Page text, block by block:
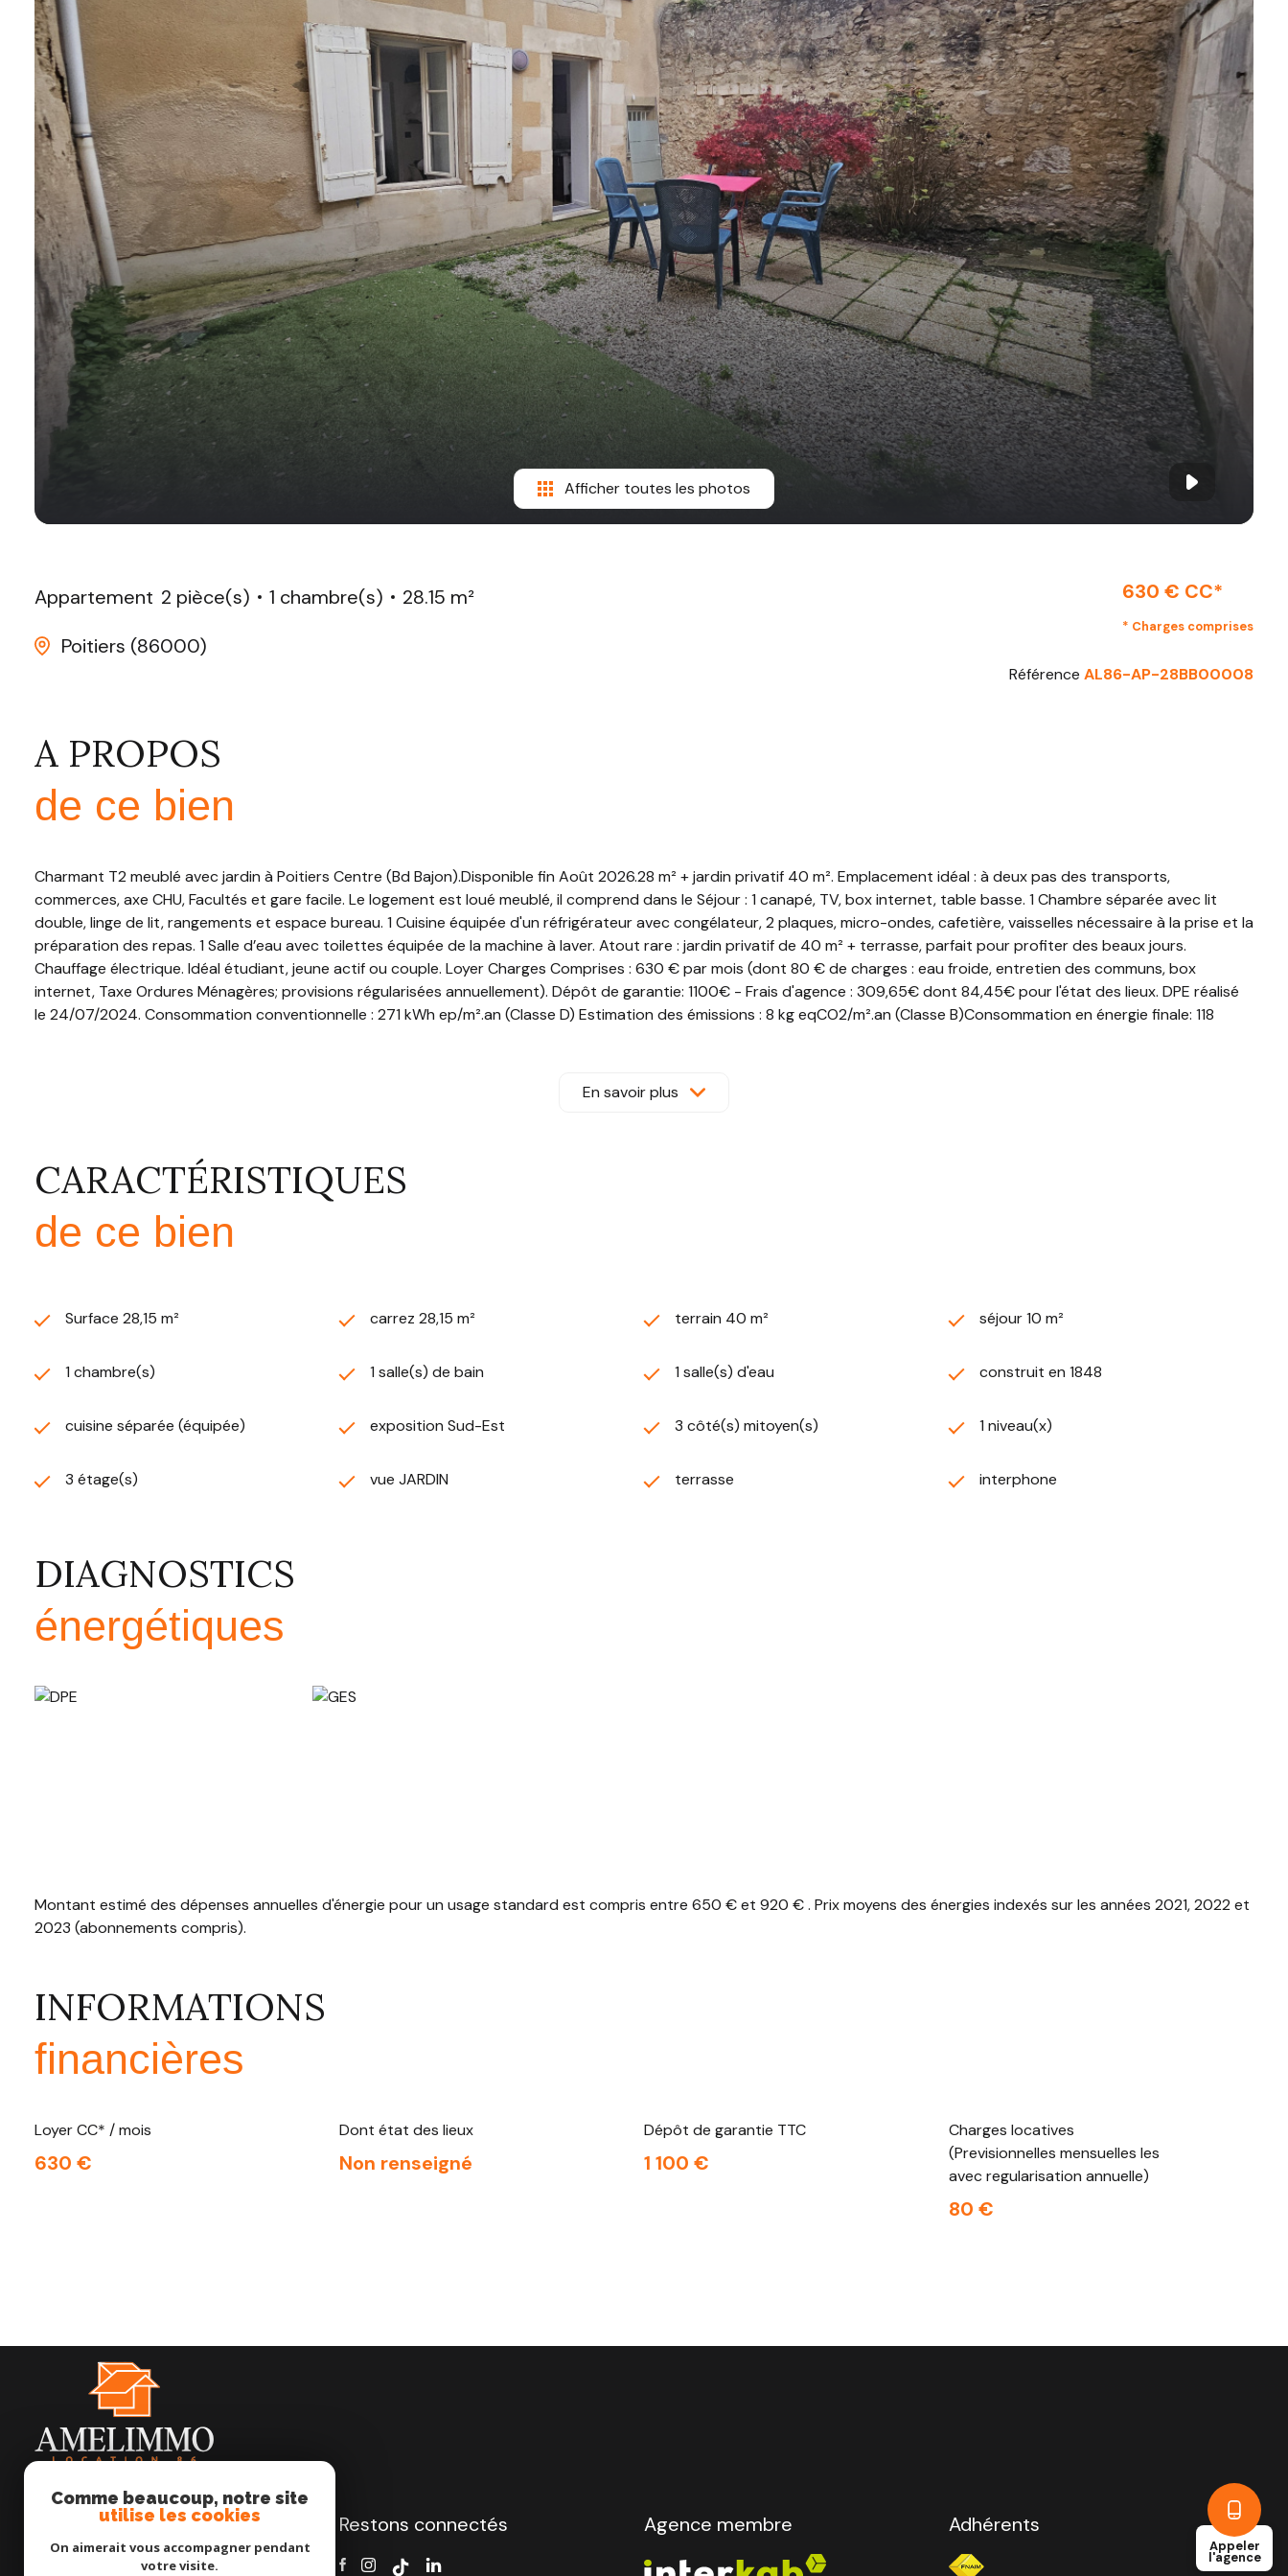
BIEN
CHASSEURS
D’APPARTS
NOTRE
AGENCE
Appeler
l'agence
Afficher toutes les photos
Appartement 2 pièce(s) 1 chambre(s)
28.15 m²
Poitiers (86000)
630 € CC*
* Charges comprises
Référence AL86-AP-28BB00008
A PROPOS
de ce bien
Charmant T2 meublé avec jardin à Poitiers Centre (Bd Bajon).Disponible fin Août 2026.28 m² + jardin privatif 40 m². Emplacement idéal : à deux pas des transports,
commerces, axe CHU, Facultés et gare facile. Le logement est loué meublé, il comprend dans le Séjour : 1 canapé, TV, box internet, table basse. 1 Chambre séparée avec lit
double, linge de lit, rangements et espace bureau. 1 Cuisine équipée d'un réfrigérateur avec congélateur, 2 plaques, micro-ondes, cafetière, vaisselles nécessaire à la prise et la
préparation des repas. 1 Salle d’eau avec toilettes équipée de la machine à laver. Atout rare : jardin privatif de 40 m² + terrasse, parfait pour profiter des beaux jours.
Chauffage électrique. Idéal étudiant, jeune actif ou couple. Loyer Charges Comprises : 630 € par mois (dont 80 € de charges : eau froide, entretien des communs, box
internet, Taxe Ordures Ménagères; provisions régularisées annuellement). Dépôt de garantie: 1100€ - Frais d'agence : 309,65€ dont 84,45€ pour l'état des lieux. DPE réalisé
le 24/07/2024. Consommation conventionnelle : 271 kWh ep/m².an (Classe D) Estimation des émissions : 8 kg eqCO2/m².an (Classe B)Consommation en énergie finale: 118
Les informations sur les risques auxquels ce bien est exposé sont disponibles sur le site
En savoir plus
CARACTÉRISTIQUES
de ce bien
Surface 28,15 m² carrez 28,15 m² terrain 40 m² séjour 10 m²
1 chambre(s) 1 salle(s) de bain 1 salle(s) d'eau construit en 1848
cuisine séparée (équipée) exposition Sud-Est 3 côté(s) mitoyen(s) 1 niveau(x)
3 étage(s) vue JARDIN terrasse interphone
DIAGNOSTICS
énergétiques
Montant estimé des dépenses annuelles d'énergie pour un usage standard est compris entre 650 € et 920 € . Prix moyens des énergies indexés sur les années 2021, 2022 et
2023 (abonnements compris).
INFORMATIONS
financières
Loyer CC* / mois
630 €
Dont état des lieux
Non renseigné
Dépôt de garantie TTC
1 100 €
Charges locatives
(Previsionnelles mensuelles les
avec regularisation annuelle)
80 €
AMELIMMO Restons connectés Agence membre Adhérents
Comme beaucoup, notre site
utilise les cookies
On aimerait vous accompagner pendant
votre visite.